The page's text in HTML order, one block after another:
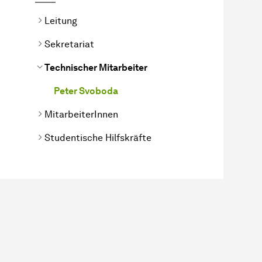
Leitung
Sekretariat
Technischer Mitarbeiter
Peter Svoboda
MitarbeiterInnen
Studentische Hilfskräfte